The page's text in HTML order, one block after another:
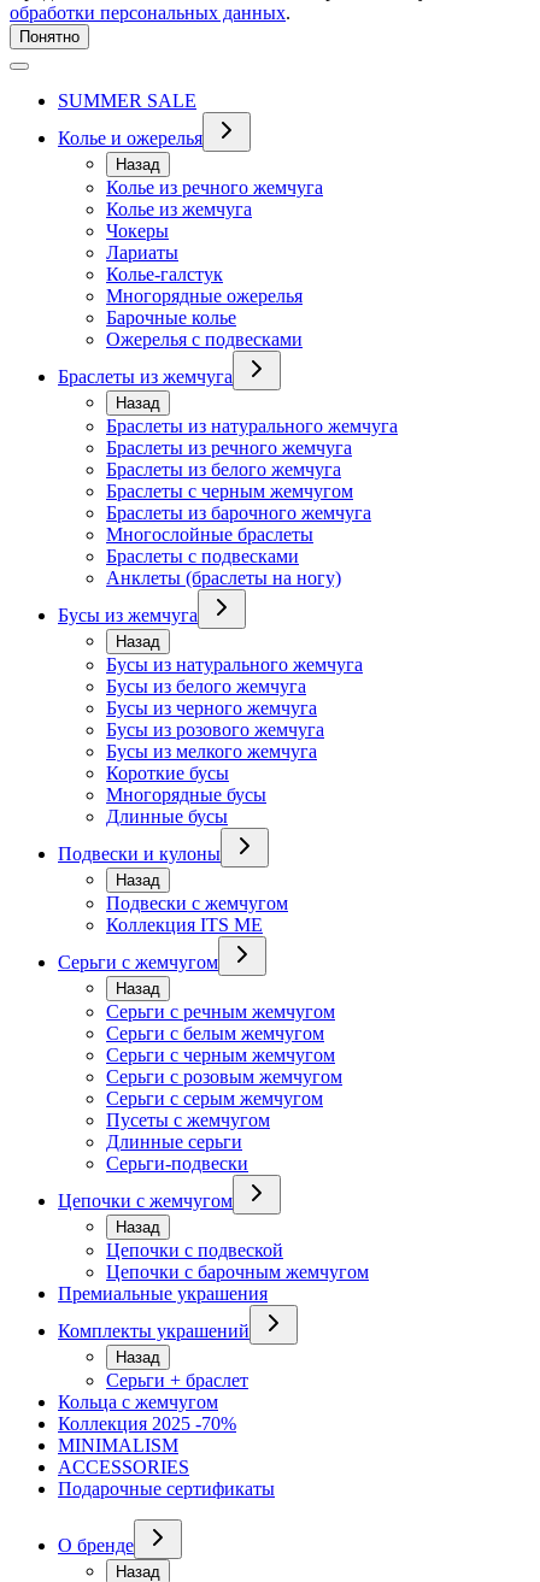
обработки персональных данных.
Понятно
SUMMER SALE
Колье и ожерелья
Назад
Колье из речного жемчуга
Колье из жемчуга
Чокеры
Лариаты
Колье-галстук
Многорядные ожерелья
Барочные колье
Ожерелья с подвесками
Браслеты из жемчуга
Назад
Браслеты из натурального жемчуга
Браслеты из речного жемчуга
Браслеты из белого жемчуга
Браслеты с черным жемчугом
Браслеты из барочного жемчуга
Многослойные браслеты
Браслеты с подвесками
Анклеты (браслеты на ногу)
Бусы из жемчуга
Назад
Бусы из натурального жемчуга
Бусы из белого жемчуга
Бусы из черного жемчуга
Бусы из розового жемчуга
Бусы из мелкого жемчуга
Короткие бусы
Многорядные бусы
Длинные бусы
Подвески и кулоны
Назад
Подвески с жемчугом
Коллекция ITS ME
Серьги с жемчугом
Назад
Серьги с речным жемчугом
Серьги с белым жемчугом
Серьги с черным жемчугом
Серьги с розовым жемчугом
Серьги с серым жемчугом
Пусеты с жемчугом
Длинные серьги
Серьги-подвески
Цепочки с жемчугом
Назад
Цепочки с подвеской
Цепочки с барочным жемчугом
Премиальные украшения
Комплекты украшений
Назад
Серьги + браслет
Кольца с жемчугом
Коллекция 2025 -70%
MINIMALISM
ACCESSORIES
Подарочные сертификаты
О бренде
Назад